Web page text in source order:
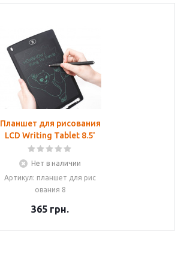
Планшет для рисования
LCD Writing Tablet 8.5'
Нет в наличии
Артикул: планшет для рис
ования 8
365 грн.